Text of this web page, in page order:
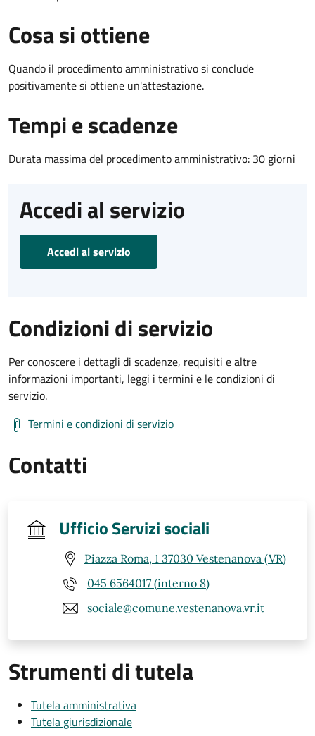
Cosa si ottiene
Quando il procedimento amministrativo si conclude
positivamente si ottiene un'attestazione.
Tempi e scadenze
Durata massima del procedimento amministrativo: 30 giorni
Accedi al servizio
Accedi al servizio
Condizioni di servizio
Per conoscere i dettagli di scadenze, requisiti e altre
informazioni importanti, leggi i termini e le condizioni di
servizio.
Termini e condizioni di servizio
Contatti
Ufficio Servizi sociali
Piazza Roma, 1 37030 Vestenanova (VR)
045 6564017 (interno 8)
sociale@comune.vestenanova.vr.it
Strumenti di tutela
Tutela amministrativa
Tutela giurisdizionale